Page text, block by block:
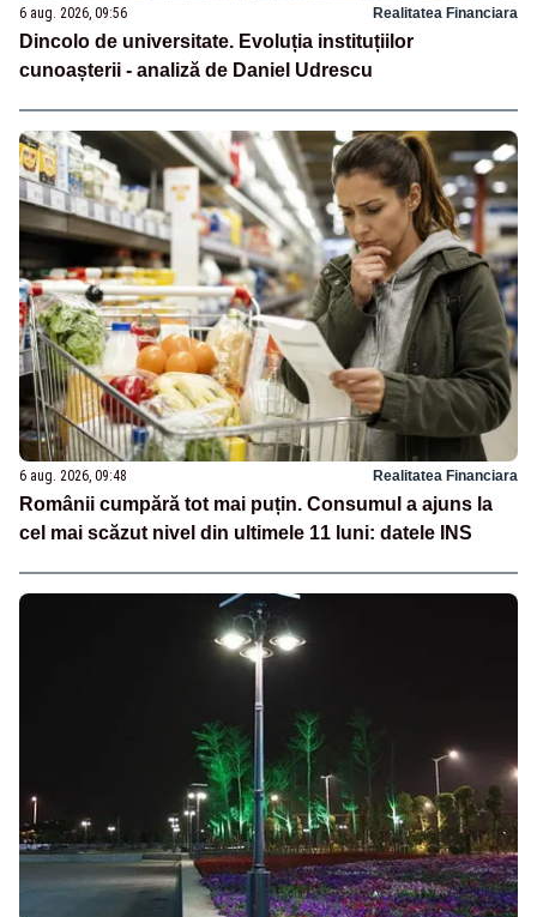
6 aug. 2026, 09:56 Realitatea Financiara
Dincolo de universitate. Evoluția instituțiilor
cunoașterii - analiză de Daniel Udrescu
6 aug. 2026, 09:48 Realitatea Financiara
Românii cumpără tot mai puțin. Consumul a ajuns la
cel mai scăzut nivel din ultimele 11 luni: datele INS